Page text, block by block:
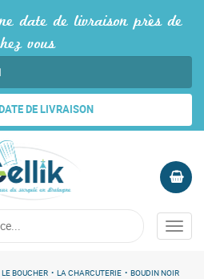
date de livraison près de
vous
DE LIVRAISON
Vide
Menu
LE BOUCHER • LA CHARCUTERIE • BOUDIN NOIR